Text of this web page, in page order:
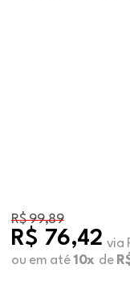
R$ 99,89
R$ 76,42 via
ou em até 10x de